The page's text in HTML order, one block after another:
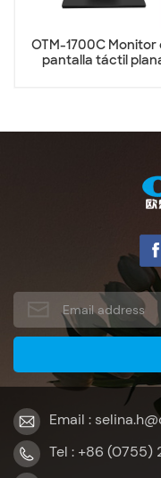
OTM-1700C Monitor
pantalla táctil
Email :
Tel : +86 (0755)